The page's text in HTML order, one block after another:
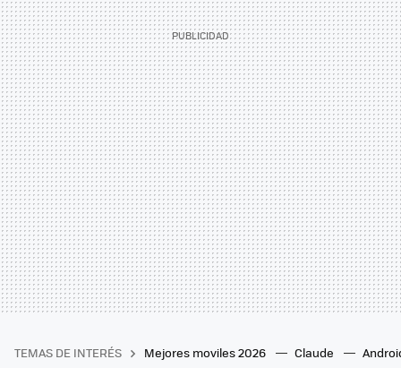
TEMAS DE INTERÉS Mejores moviles 2026 Claude